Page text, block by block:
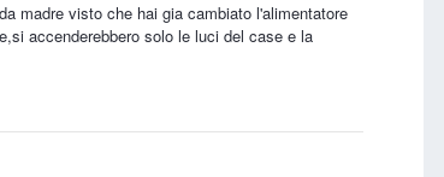
madre visto che hai gia cambiato l'alimentatore
accenderebbero solo le luci del case e la